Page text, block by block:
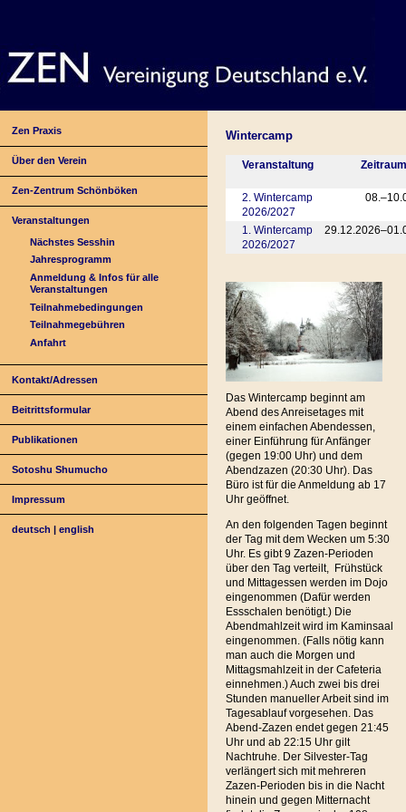
Zen Praxis
Über den Verein
Zen-Zentrum Schönböken
Veranstaltungen
Nächstes Sesshin
Jahresprogramm
Anmeldung & Infos für alle
Veranstaltungen
Teilnahmebedingungen
Teilnahmegebühren
Anfahrt
Kontakt/Adressen
Beitrittsformular
Publikationen
Sotoshu Shumucho
Impressum
deutsch |english
Wintercamp
Veranstaltung Zeitraum
2. Wintercamp
2026/2027
1. Wintercamp
2026/2027
Das Wintercamp beginnt am
Abend des Anreisetages mit
einem einfachen Abendessen,
einer Einführung für Anfänger
(gegen 19:00 Uhr) und dem
Abendzazen (20:30 Uhr). Das
Büro ist für die Anmeldung ab 17
Uhr geöffnet.
An den folgenden Tagen beginnt
der Tag mit dem Wecken um 5:30
Uhr. Es gibt 9 Zazen-Perioden
über den Tag verteilt, Frühstück
und Mittagessen werden im Dojo
eingenommen (Dafür werden
Essschalen benötigt.) Die
Abendmahlzeit wird im Kaminsaal
eingenommen. (Falls nötig kann
man auch die Morgen und
Mittagsmahlzeit in der Cafeteria
einnehmen.) Auch zwei bis drei
Stunden manueller Arbeit sind im
Tagesablauf vorgesehen. Das
Abend-Zazen endet gegen 21:45
Uhr und ab 22:15 Uhr gilt
Nachtruhe. Der Silvester-Tag
verlängert sich mit mehreren
Zazen-Perioden bis in die Nacht
hinein und gegen Mitternacht